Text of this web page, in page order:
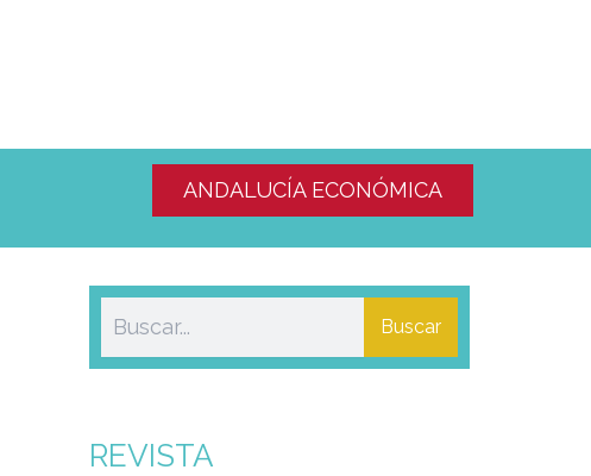
ANDALUCÍA ECONÓMICA
Buscar
REVISTA